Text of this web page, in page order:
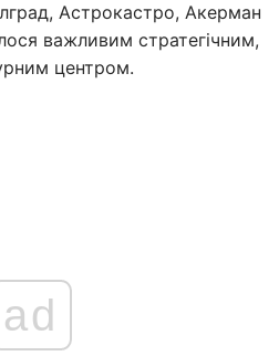
Астрокастро, Акерман
важливим стратегічним,
центром.
ad